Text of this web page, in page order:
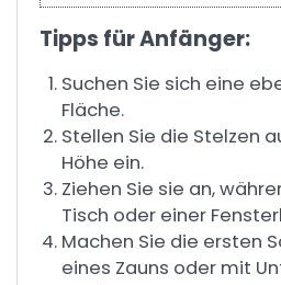
Tipps für Anfänger:
Suchen Sie sich eine
Fläche.
Stellen Sie die Stelzen
Höhe ein.
Ziehen Sie sie an,
Tisch oder einer
Machen Sie die ersten
eines Zauns oder mit